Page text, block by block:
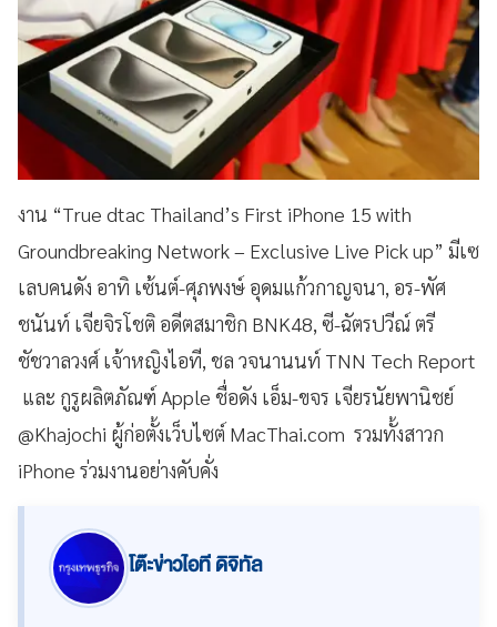
งาน “True dtac Thailand’s First iPhone 15 with
Groundbreaking Network – Exclusive Live Pick up” มีเซ
เลบคนดัง อาทิ เซ้นต์-ศุภพงษ์ อุดมแก้วกาญจนา, อร-พัศ
ชนันท์ เจียจิรโชติ อดีตสมาชิก BNK48, ซี-ฉัตรปวีณ์ ตรี
ชัชวาลวงศ์ เจ้าหญิงไอที, ชล วจนานนท์ TNN Tech Report
และ กูรูผลิตภัณฑ์ Apple ชื่อดัง เอ็ม-ขจร เจียรนัยพานิชย์
@Khajochi ผู้ก่อตั้งเว็บไซต์ MacThai.com รวมทั้งสาวก
iPhone ร่วมงานอย่างคับคั่ง
โต๊ะข่าวไอที ดิจิทัล